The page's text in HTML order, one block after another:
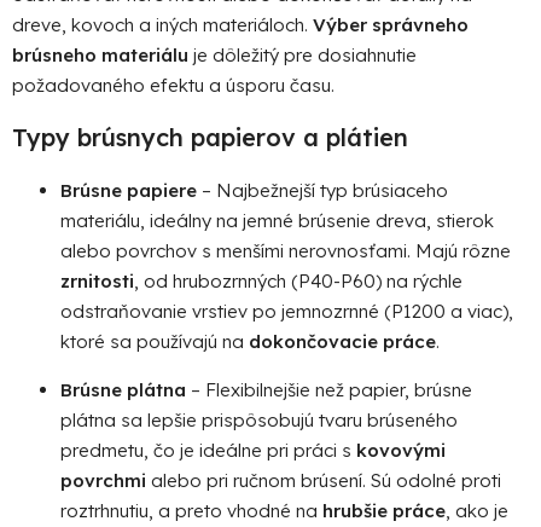
k
y
v
p
s
u
dreve, kovoch a iných materiáloch. Výber správneho
brúsneho materiálu je dôležitý pre dosiahnutie
požadovaného efektu a úsporu času.
Typy brúsnych papierov a plátien
Brúsne papiere – Najbežnejší typ brúsiaceho
materiálu, ideálny na jemné brúsenie dreva, stierok
alebo povrchov s menšími nerovnosťami. Majú rôzne
zrnitosti, od hrubozrnných (P40-P60) na rýchle
odstraňovanie vrstiev po jemnozrnné (P1200 a viac),
ktoré sa používajú na dokončovacie práce.
Brúsne plátna – Flexibilnejšie než papier, brúsne
plátna sa lepšie prispôsobujú tvaru brúseného
predmetu, čo je ideálne pri práci s kovovými
povrchmi alebo pri ručnom brúsení. Sú odolné proti
roztrhnutiu, a preto vhodné na hrubšie práce, ako je